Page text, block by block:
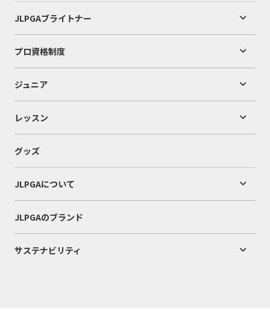
JLPGAブライトナー
プロ資格制度
ジュニア
レッスン
グッズ
JLPGAについて
JLPGAのブランド
サステナビリティ